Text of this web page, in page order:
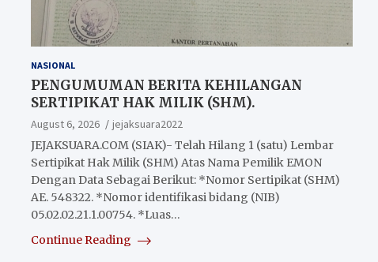
NASIONAL
PENGUMUMAN BERITA KEHILANGAN
SERTIPIKAT HAK MILIK (SHM).
August 6, 2026
jejaksuara2022
JEJAKSUARA.COM (SIAK)- Telah Hilang 1 (satu) Lembar
Sertipikat Hak Milik (SHM) Atas Nama Pemilik EMON
Dengan Data Sebagai Berikut: *Nomor Sertipikat (SHM)
AE. 548322. *Nomor identifikasi bidang (NIB)
05.02.02.21.1.00754. *Luas…
Continue Reading